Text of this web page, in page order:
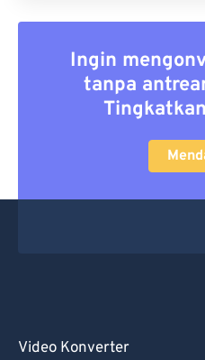
Ingin
tanpa
Video Konverter